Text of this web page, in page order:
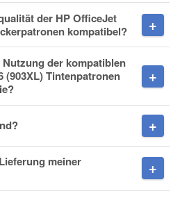
der HP OfficeJet
kompatibel?
der kompatiblen
(903XL) Tintenpatronen
meiner